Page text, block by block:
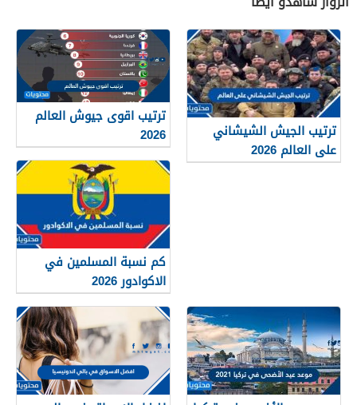
ترتيب الجيش الشيشاني
على العالم 2026
ترتيب اقوى جيوش العالم
2026
كم نسبة المسلمين في
الاكوادور 2026